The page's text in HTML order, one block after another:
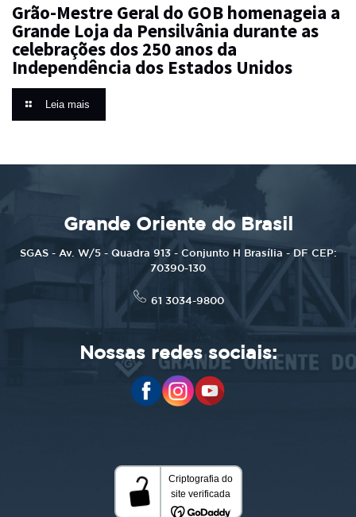
Grão-Mestre Geral do GOB homenageia a
Grande Loja da Pensilvânia durante as
celebrações dos 250 anos da
Independência dos Estados Unidos
Leia mais
Grande Oriente do Brasil
SGAS - Av. W/5 - Quadra 913 - Conjunto H Brasília - DF CEP:
70390-130
61 3034-9800
Nossas redes sociais: